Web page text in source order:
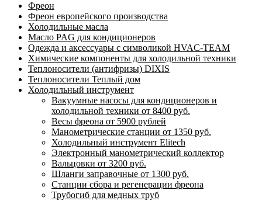
Фреон
Фреон европейского производства
Холодильные масла
Масло PAG для кондиционеров
Одежда и аксессуары с символикой HVAC-TEAM
Химические компоненты для холодильной техники
Теплоносители (антифризы) DIXIS
Теплоносители Теплый дом
Холодильный инструмент
Вакуумные насосы для кондиционеров и
холодильной техники от 8400 руб.
Весы фреона от 5900 рублей
Манометрические станции от 1350 руб.
Холодильный инструмент Elitech
Электронный манометрический коллектор
Вальцовки от 3200 руб.
Шланги заправочные от 1300 руб.
Станции сбора и регенерации фреона
Трубогиб для медных труб